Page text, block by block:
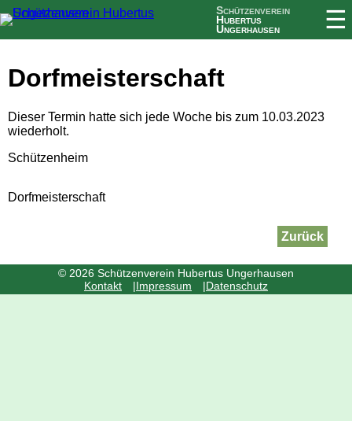
Schützenverein
Hubertus
Ungerhausen ☰
Dorfmeisterschaft
Dieser Termin hatte sich jede Woche bis zum 10.03.2023
wiederholt.
Schützenheim
Dorfmeisterschaft
Zurück
© 2026 Schützenverein Hubertus Ungerhausen
Navigation
überspringen
Kontakt Impressum Datenschutz